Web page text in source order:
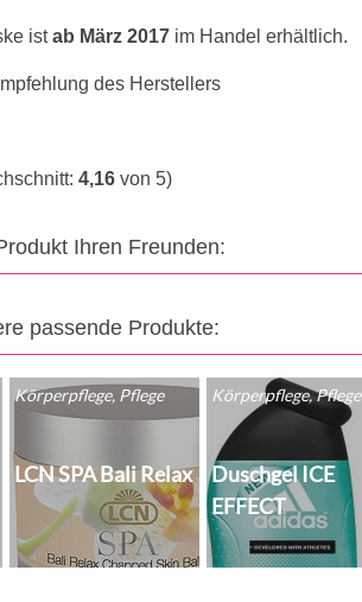
istab März 2017 im Handel erhältlich.
des Herstellers
4,16 von 5)
Ihren Freunden:
passende Produkte:
Körperpflege, Pflege
LCN SPA Bali Relax
Körperpflege, Pflege
Duschgel ICE
EFFECT